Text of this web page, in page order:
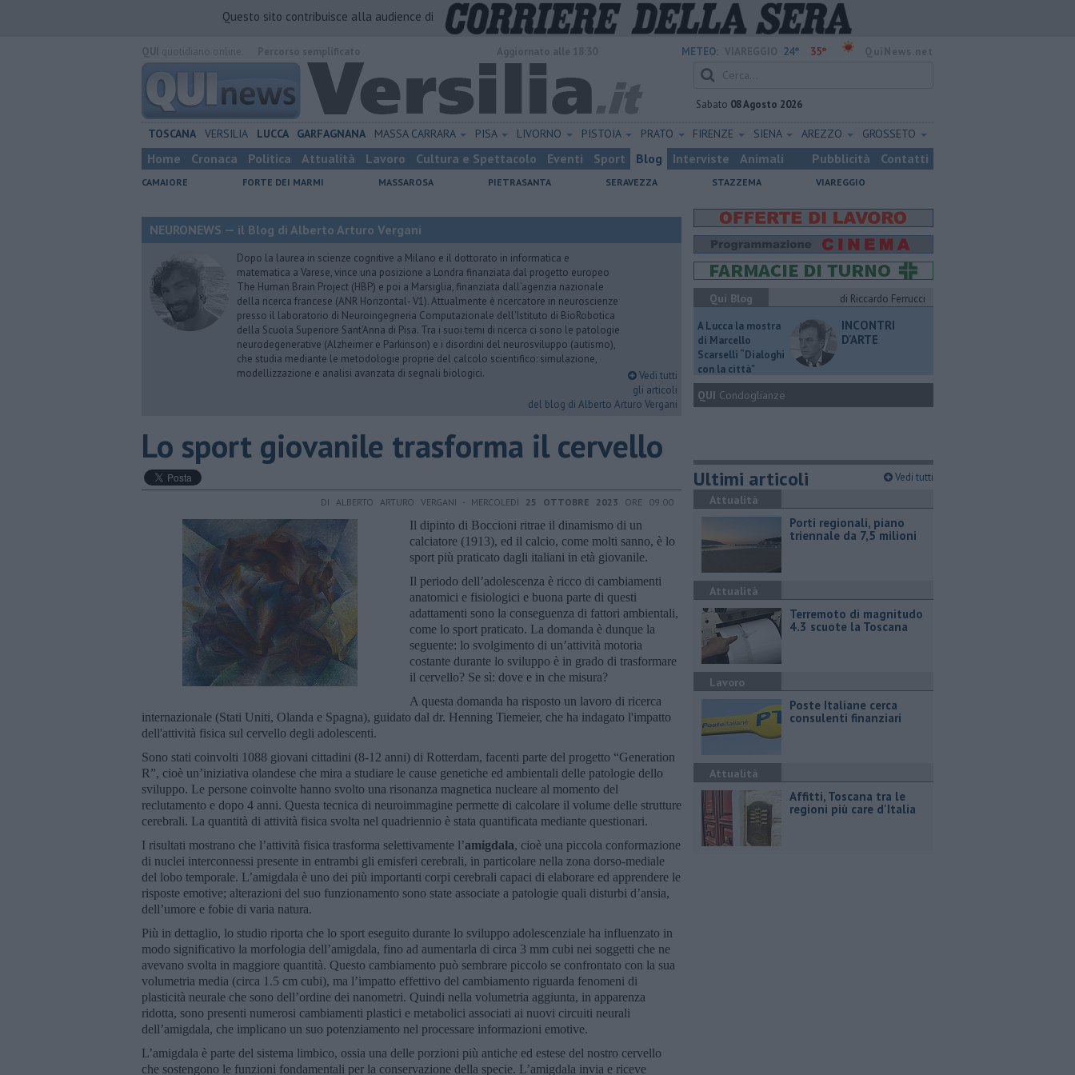
Questo sito contribuisce alla audience di
METEO: 24° 35°
Sabato 08 Agosto 2026
TOSCANA VERSILIA LUCCA GARFAGNANA MASSA CARRARA PISA LIVORNO PISTOIA PRATO FIRENZE SIENA AREZZO GROSSETO
Home Cronaca Politica Attualità Lavoro Cultura e Spettacolo Eventi Sport Blog Interviste Animali Pubblicità Contatti
CAMAIORE FORTE DEI MARMI MASSAROSA PIETRASANTA SERAVEZZA STAZZEMA VIAREGGIO
NEURONEWS — il Blog di Alberto Arturo Vergani
Dopo la laurea in scienze cognitive a Milano e il dottorato in informatica e
matematica a Varese, vince una posizione a Londra finanziata dal progetto europeo
The Human Brain Project (HBP) e poi a Marsiglia, finanziata dall’agenzia nazionale
della ricerca francese (ANR Horizontal- V1). Attualmente è ricercatore in neuroscienze
presso il laboratorio di Neuroingegneria Computazionale dell'Istituto di BioRobotica
della Scuola Superiore Sant’Anna di Pisa. Tra i suoi temi di ricerca ci sono le patologie
neurodegenerative (Alzheimer e Parkinson) e i disordini del neurosviluppo (autismo),
che studia mediante le metodologie proprie del calcolo scientifico: simulazione,
modellizzazione e analisi avanzata di segnali biologici.
Vedi tutti
gli articoli
del blog di Alberto Arturo Vergani
​Lo sport giovanile trasforma il cervello
DI ALBERTO ARTURO VERGANI - MERCOLEDÌ 25 OTTOBRE 2023 ORE 09:00
Il dipinto di Boccioni ritrae il dinamismo di un
calciatore (1913), ed il calcio, come molti sanno, è lo
sport più praticato dagli italiani in età giovanile.
Il periodo dell’adolescenza è ricco di cambiamenti
anatomici e fisiologici e buona parte di questi
adattamenti sono la conseguenza di fattori ambientali,
come lo sport praticato. La domanda è dunque la
seguente: lo svolgimento di un’attività motoria
costante durante lo sviluppo è in grado di trasformare
il cervello? Se sì: dove e in che misura?
A questa domanda ha risposto un lavoro di ricerca
internazionale (Stati Uniti, Olanda e Spagna), guidato dal dr. Henning Tiemeier, che ha indagato l'impatto
dell'attività fisica sul cervello degli adolescenti.
Sono stati coinvolti 1088 giovani cittadini (8-12 anni) di Rotterdam, facenti parte del progetto “Generation
R”, cioè un’iniziativa olandese che mira a studiare le cause genetiche ed ambientali delle patologie dello
sviluppo. Le persone coinvolte hanno svolto una risonanza magnetica nucleare al momento del
reclutamento e dopo 4 anni. Questa tecnica di neuroimmagine permette di calcolare il volume delle strutture
cerebrali. La quantità di attività fisica svolta nel quadriennio è stata quantificata mediante questionari.
I risultati mostrano che l’attività fisica trasforma selettivamente l’amigdala, cioè una piccola conformazione
di nuclei interconnessi presente in entrambi gli emisferi cerebrali, in particolare nella zona dorso-mediale
del lobo temporale. L’amigdala è uno dei più importanti corpi cerebrali capaci di elaborare ed apprendere le
risposte emotive; alterazioni del suo funzionamento sono state associate a patologie quali disturbi d’ansia,
dell’umore e fobie di varia natura.
Più in dettaglio, lo studio riporta che lo sport eseguito durante lo sviluppo adolescenziale ha influenzato in
modo significativo la morfologia dell’amigdala, fino ad aumentarla di circa 3 mm cubi nei soggetti che ne
avevano svolta in maggiore quantità. Questo cambiamento può sembrare piccolo se confrontato con la sua
volumetria media (circa 1.5 cm cubi), ma l’impatto effettivo del cambiamento riguarda fenomeni di
plasticità neurale che sono dell’ordine dei nanometri. Quindi nella volumetria aggiunta, in apparenza
ridotta, sono presenti numerosi cambiamenti plastici e metabolici associati ai nuovi circuiti neurali
dell’amigdala, che implicano un suo potenziamento nel processare informazioni emotive.
L’amigdala è parte del sistema limbico, ossia una delle porzioni più antiche ed estese del nostro cervello
che sostengono le funzioni fondamentali per la conservazione della specie. L’amigdala invia e riceve
Qui Blog
di Riccardo Ferrucci
A Lucca la mostra
di Marcello
Scarselli “Dialoghi
con la città"
INCONTRI
D'ARTE
QUI Condoglianze
Ultimi articoli Vedi tutti
Attualità
Porti regionali, piano
triennale da 7,5 milioni
Attualità
Terremoto di magnitudo
4.3 scuote la Toscana
Lavoro
Poste Italiane cerca
consulenti finanziari
Attualità
Affitti, Toscana tra le
regioni più care d'Italia